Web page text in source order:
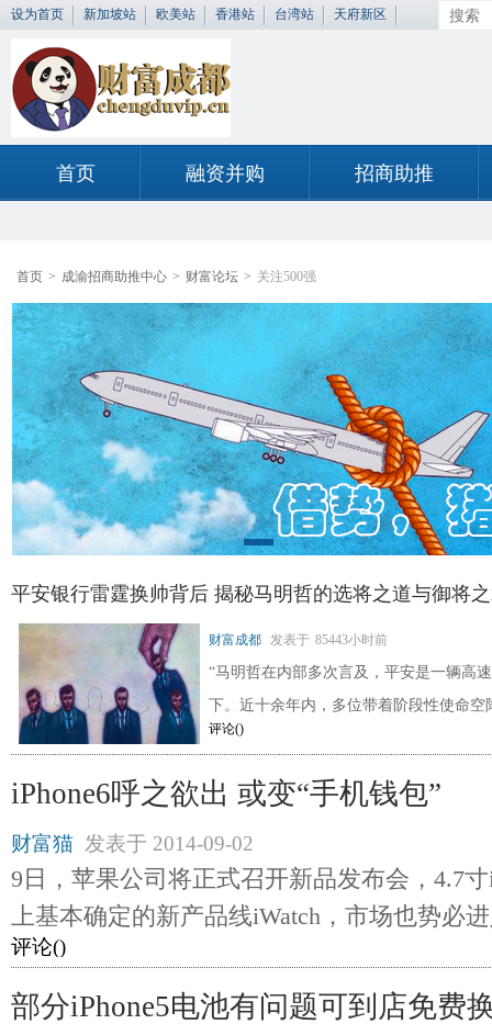
设为首页 新加坡站 欧美站 香港站 台湾站 天府新区
首页 融资并购 招商助推
首页 > 成渝招商助推中心 > 财富论坛 > 关注500强
平安银行雷霆换帅背后 揭秘马明哲的选将之道与御将
财富成都 发表于 85443小时前
“马明哲在内部多次言及，平安是一辆高
下。近十余年内，多位带着阶段性使命
评论()
iPhone6呼之欲出 或变“手机钱包”
财富猫 发表于 2014-09-02
9日，苹果公司将正式召开新品发布会，4.7
上基本确定的新产品线iWatch，市场也势必
评论()
部分iPhone5电池有问题可到店免费